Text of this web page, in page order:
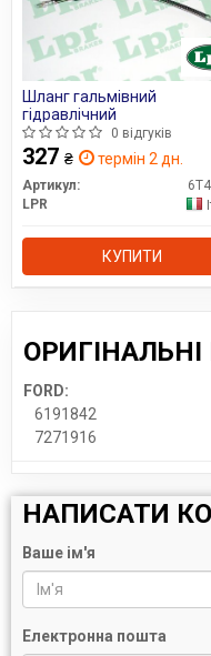
Шланг гальмівний
гідравлічний
0 відгуків
327 ₴ термін 2 дн.
Артикул:
LPR
КУПИТИ
FORD:
6191842
7271916
НАПИСАТИ
Ваше ім'я
Електронна пошта